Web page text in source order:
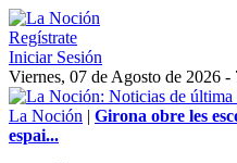
Regístrate
Iniciar Sesión
Viernes, 07 de Agosto de 2026 -
La Noción | Girona obre les
espai...